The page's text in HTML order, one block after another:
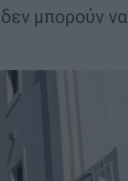
μπορούν να